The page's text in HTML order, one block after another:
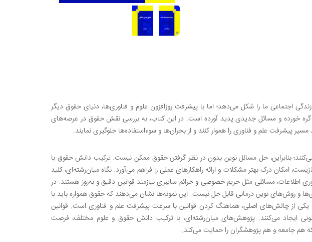
اجتماعی ما را شکل می‌دهد؛ اما با پیشرفت روزافزون علوم و فناوری‌ها، دنیای حقوق دیگر
خورده و مسائل جدیدی پدید آورده است. در این کتاب، به بررسی نقش حقوق در عرصه‌های
پیشرفت علم و فناوری را هموار کنند و از بحران‌ها و سوءاستفاده‌ها جلوگیری نمایند.
بنابراین، حل مسائل نوین بدون در نظر گرفتن حقوق ممکن نیست. ترکیب دانش حقوق با
امکان درک بهتر مشکلات و ارائه راهکارهای عملی را فراهم می‌آورد. نگاه میان‌رشته‌ای، کلید
اطلاعات، مسائلی مثل حریم خصوصی و جرائم سایبری نیازمند قوانین دقیق و به‌روز هستند. در
و روش‌های نوین درمانی قابل حل نیست. این نمونه‌ها نشان می‌دهند که حقوق همواره باید با
یکی از چالش‌های اصلی، هماهنگ کردن قوانین با سرعت پیشرفت علم و فناوری است. قوانین
ایجاد می‌کنند. پژوهش‌های میان‌رشته‌ای، با ترکیب دانش حقوق و علوم مختلف، فرصت
هم جامعه و هم پژوهشگران را حمایت می‌کند.